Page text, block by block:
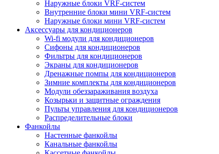
Наружные блоки VRF-систем
Внутренние блоки мини VRF-систем
Наружные блоки мини VRF-систем
Аксессуары для кондиционеров
Wi-fi модули для кондиционеров
Сифоны для кондиционеров
Фильтры для кондиционеров
Экраны для кондиционеров
Дренажные помпы для кондиционеров
Зимние комплекты для кондиционеров
Модули обеззараживания воздуха
Козырьки и защитные ограждения
Пульты управления для кондиционеров
Распределительные блоки
Фанкойлы
Настенные фанкойлы
Канальные фанкойлы